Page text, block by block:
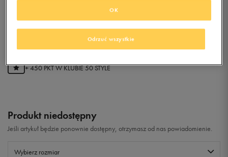
PUMA CARINA MID FUR JR
89,99złz Vat
+ 450 PKT WKLUBIE 50 STYLE
Produkt niedostępny
Jeśli artykuł będzie ponownie dostępny, otrzymasz od nas powiadomienie.
Wybierz rozmiar
Odrzuć wszystkie
OK